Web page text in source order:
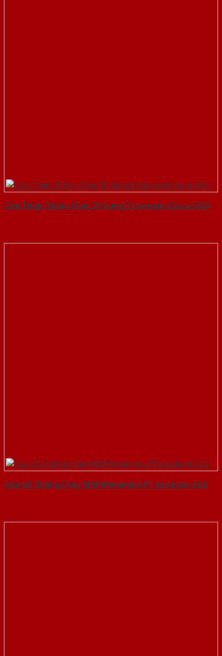
Cửa Thép Chống Cháy 2P dung 2 tay nam Cửa-a-SGD
Cửa Gỗ Chống Cháy MDF Melamine P1 van kem-SGD